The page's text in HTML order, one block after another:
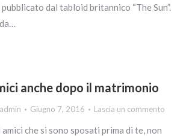
dal tabloid britannico “The Sun”.
anche dopo il matrimonio
admin Giugno 7, 2016 Lascia un commento
che si sono sposati prima di te, non